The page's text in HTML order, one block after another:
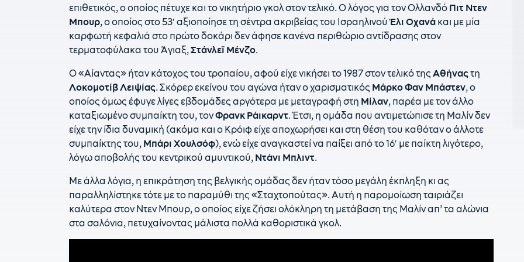
επιθετικός, ο οποίος πέτυχε και το νικητήριο γκολ στον τελικό. Ο λόγος για τον Ολλανδό Πιτ Ντεν
Μπουρ, ο οποίος στο 53′ αξιοποίησε τη σέντρα ακριβείας του ΙσραηλινούΈλι Οχανά και με μία
καρφωτή κεφαλιά στο πρώτο δοκάρι δεν άφησε κανένα περιθώριο αντίδρασης στον
τερματοφύλακα του Άγιαξ,Στάνλεϊ Μένζο.
Ο «Αίαντας» ήταν κάτοχος του τροπαίου, αφού είχε νικήσει το 1987 στον τελικό της Αθήναςτη
Λοκομοτίβ Λειψίας. Σκόρερ εκείνου του αγώνα ήταν ο χαρισματικός Μάρκο Φαν Μπάστεν, ο
οποίος όμως έφυγε λίγες εβδομάδες αργότερα με μεταγραφή στη Μίλαν, παρέα με τον άλλο
καταξιωμένο συμπαίκτη του, τονΦρανκ Ράικαρντ. Έτσι, η ομάδα που αντιμετώπισε τη Μαλίν δεν
είχε την ίδια δυναμική (ακόμα και ο Κρόιφ είχε αποχωρήσει και στη θέση του καθόταν ο άλλοτε
συμπαίκτης του, Μπάρι Χουλσόφ), ενώ είχε αναγκαστεί να παίξει από το 16′ με παίκτη λιγότερο,
λόγω αποβολής του κεντρικού αμυντικού, Ντάνι Μπλιντ.
Με άλλα λόγια, η επικράτηση της βελγικής ομάδας δεν ήταν τόσο μεγάλη έκπληξη κι ας
παραλληλίστηκε τότε με το παραμύθι της «Σταχτοπούτας». Αυτή η παρομοίωση ταιριάζει
καλύτερα στον Ντεν Μπουρ, ο οποίος είχε ζήσει ολόκληρη τη μετάβαση της Μαλίν απ’ τα αλώνια
στα σαλόνια, πετυχαίνοντας μάλιστα πολλά καθοριστικά γκολ.